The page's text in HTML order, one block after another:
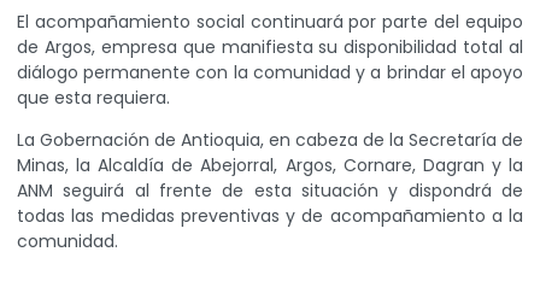
El acompañamiento social continuará por parte del equipo
de Argos, empresa que manifiesta su disponibilidad total al
diálogo permanente con la comunidad y a brindar el apoyo
que esta requiera.
La Gobernación de Antioquia, en cabeza de la Secretaría de
Minas, la Alcaldía de Abejorral, Argos, Cornare, Dagran y la
ANM seguirá al frente de esta situación y dispondrá de
todas las medidas preventivas y de acompañamiento a la
comunidad.